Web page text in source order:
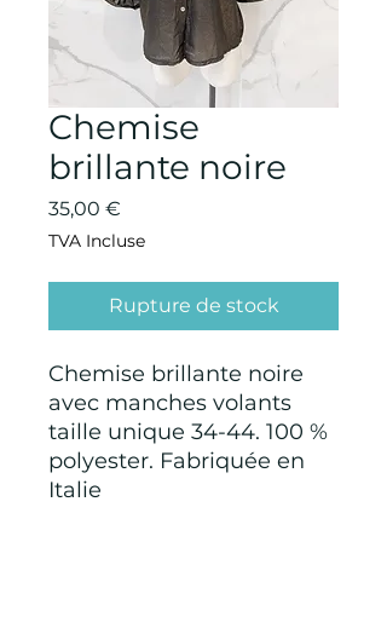
Chemise
brillante noire
35,00 €
TVA Incluse
Rupture de stock
Chemise brillante noire
avec manches volants
taille unique 34-44. 100 %
polyester. Fabriquée en
Italie